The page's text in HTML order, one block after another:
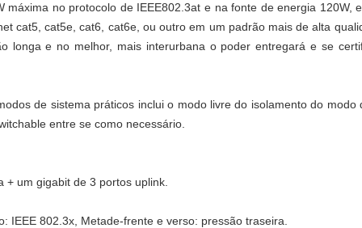
máxima no protocolo de IEEE802.3at e na fonte de energia 120W,
cat5, cat5e, cat6, cat6e, ou outro em um padrão mais de alta
longa e no melhor, mais interurbana o poder entregará e se
de sistema práticos inclui o modo livre do isolamento do
entre se como necessário.
um gigabit de 3 portos uplink.
IEEE 802.3x, Metade-frente e verso: pressão traseira.